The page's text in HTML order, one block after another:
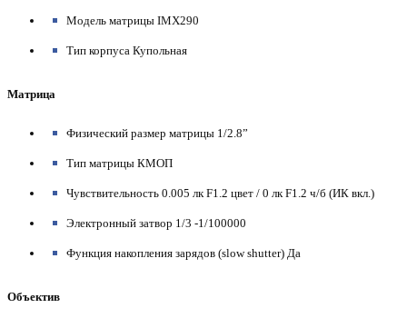
Модель матрицы IMX290
Тип корпуса Купольная
Матрица
Физический размер матрицы 1/2.8”
Тип матрицы КМОП
Чувствительность 0.005 лк F1.2 цвет / 0 лк F1.2 ч/б (ИК вкл.)
Электронный затвор 1/3 -1/100000
Функция накопления зарядов (slow shutter) Да
Объектив